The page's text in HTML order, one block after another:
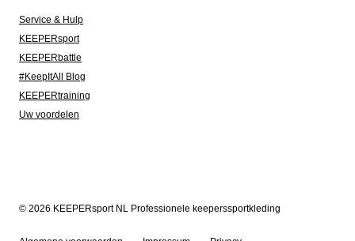
Service & Hulp
KEEPERsport
KEEPERbattle
#KeepItAll Blog
KEEPERtraining
Uw voordelen
© 2026 KEEPERsport NL Professionele keeperssportkleding